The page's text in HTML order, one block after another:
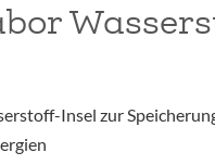
Insel zur